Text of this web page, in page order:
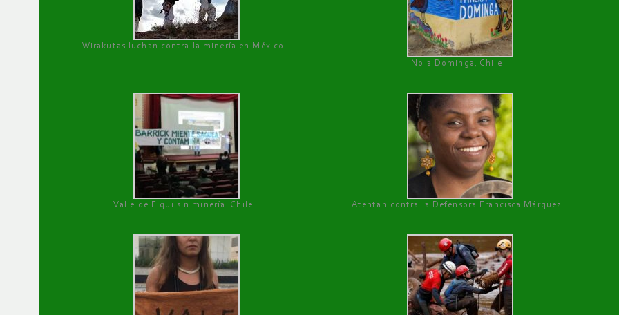
Wirakutas luchan contra la minería en México
No a Dominga, Chile
Valle de Elqui sin minería. Chile Atentan contra la Defensora Francisca Márquez